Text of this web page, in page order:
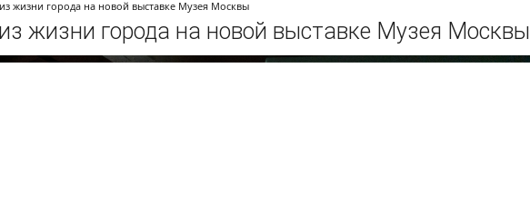
жизни города на новой выставке Музея Москвы
жизни города на новой выставке Музея Москвы